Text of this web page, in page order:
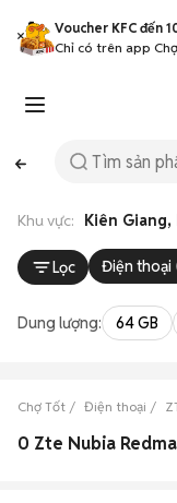
Voucher KFC đến
Chỉ có trên app
Khu vực: Kiên Giang,
Lọc Điện thoại
Dung lượng: 64 GB
Chợ Tốt Điện thoại